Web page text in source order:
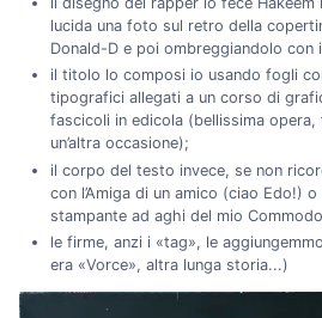
lucida una foto sul retro della
Donald-D e poi ombreggiandolo con
il titolo lo composi io usando fogli
tipografici allegati a un corso di
fascicoli in edicola (bellissima opera,
un’altra occasione);
il corpo del testo invece, se non
con l’Amiga di un amico (ciao Edo!)
stampante ad aghi del mio
le firme, anzi i «tag», le
era «Vorce», altra lunga storia...)